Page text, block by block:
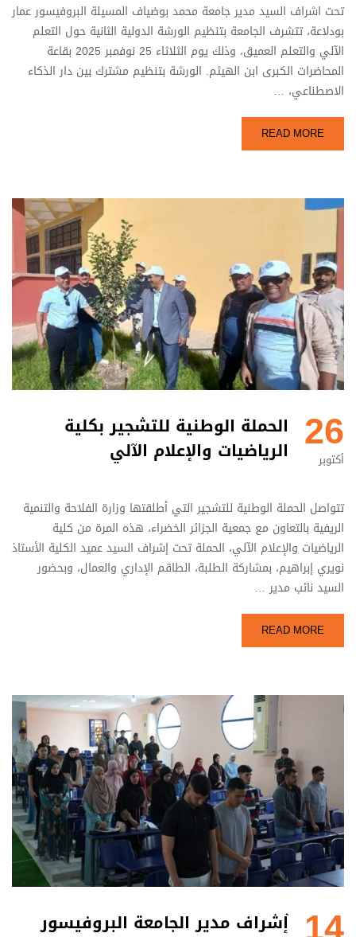
تحت اشراف السيد مدير جامعة محمد بوضياف المسيلة البروفيسور عمار
بودلاعة، تتشرف الجامعة بتنظيم الورشة الدولية الثانية حول التعلم
الآلي والتعلم العميق، وذلك يوم الثلاثاء 25 نوفمبر 2025 بقاعة
المحاضرات الكبرى ابن الهيثم. الورشة بتنظيم مشترك بين دار الذكاء
الاصطناعي، …
READ MORE
26
أكتوبر
الحملة الوطنية للتشجير بكلية
الرياضيات والإعلام الآلي
تتواصل الحملة الوطنية للتشجير التي أطلقتها وزارة الفلاحة والتنمية
الريفية بالتعاون مع جمعية الجزائر الخضراء، هذه المرة من كلية
الرياضيات والإعلام الآلي، الحملة تحت إشراف السيد عميد الكلية الأستاذ
نويري إبراهيم، بمشاركة الطلبة، الطاقم الإداري والعمال، وبحضور
السيد نائب مدير …
READ MORE
ٌإشراف مدير الجامعة البروفيسور